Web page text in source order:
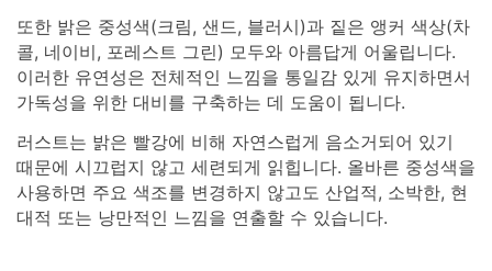
또한 밝은 중성색(크림, 샌드, 블러시)과 짙은 앵커 색상(차
콜, 네이비, 포레스트 그린) 모두와 아름답게 어울립니다.
이러한 유연성은 전체적인 느낌을 통일감 있게 유지하면서
가독성을 위한 대비를 구축하는 데 도움이 됩니다.
러스트는 밝은 빨강에 비해 자연스럽게 음소거되어 있기
때문에 시끄럽지 않고 세련되게 읽힙니다. 올바른 중성색을
사용하면 주요 색조를 변경하지 않고도 산업적, 소박한, 현
대적 또는 낭만적인 느낌을 연출할 수 있습니다.